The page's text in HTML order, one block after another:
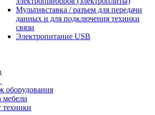
Мультивставка / разъем для передачи
данных и для подключения техники
связи
Электропитание USB
оборудования
мебели
техники